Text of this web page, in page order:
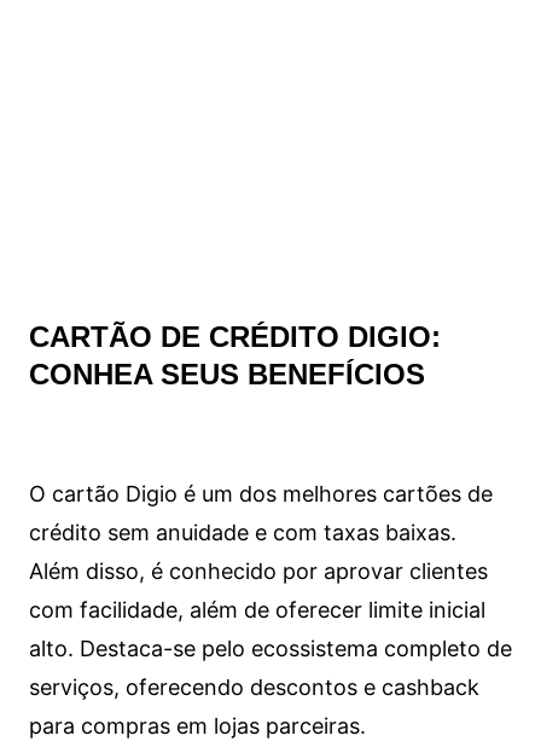
CARTÃO DE CRÉDITO DIGIO:
CONHEA SEUS BENEFÍCIOS
O cartão Digio é um dos melhores cartões de
crédito sem anuidade e com taxas baixas.
Além disso, é conhecido por aprovar clientes
com facilidade, além de oferecer limite inicial
alto. Destaca-se pelo ecossistema completo de
serviços, oferecendo descontos e cashback
para compras em lojas parceiras.